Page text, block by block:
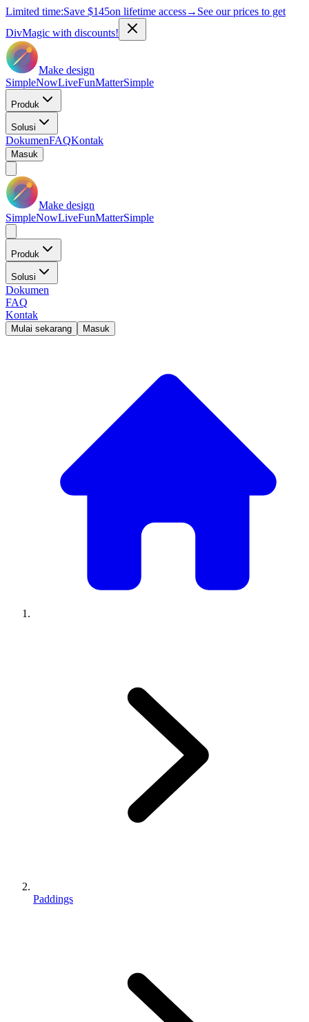
Limited time:Save $145on lifetime access→ See our prices to get
DivMagic with discounts!
Make design
SimpleNowLiveFunMatterSimple
Produk
Solusi
DokumenFAQKontak
Masuk
Make design
SimpleNowLiveFunMatterSimple
Produk
Solusi
Dokumen
FAQ
Kontak
Mulai sekarang Masuk
Paddings